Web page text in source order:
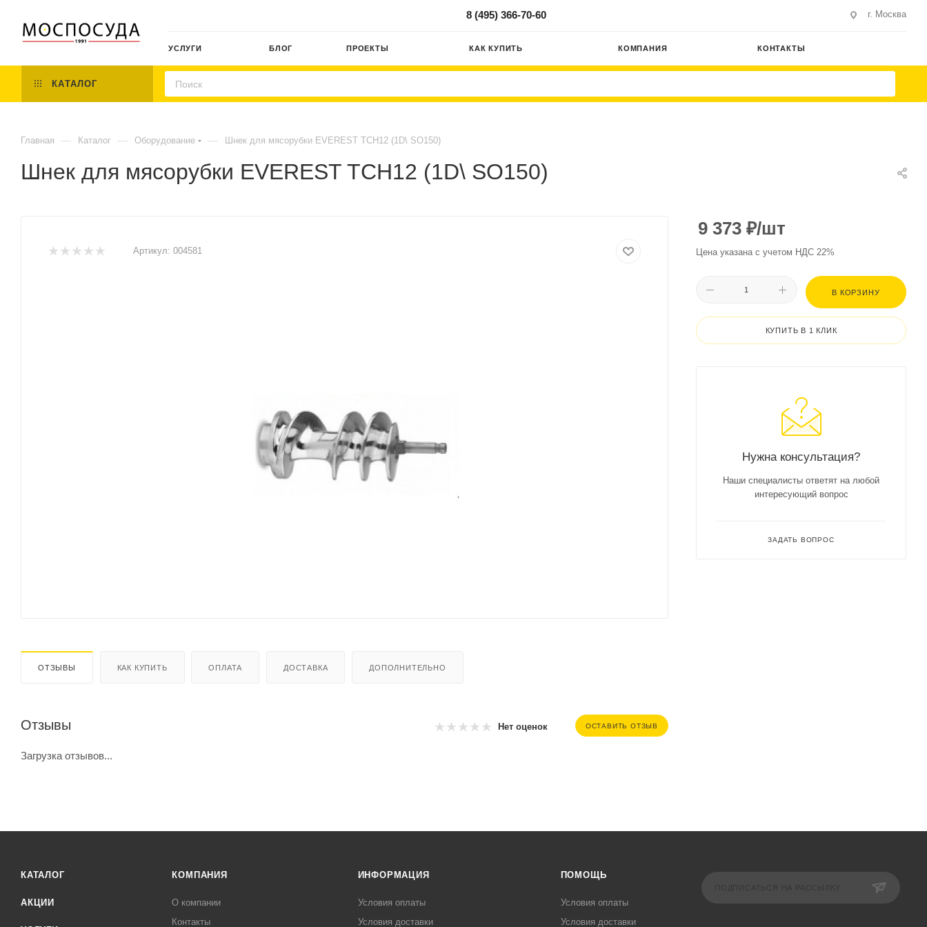
8 (495) 366-70-60 г. Москва
УСЛУГИ БЛОГ ПРОЕКТЫ КАК КУПИТЬ КОМПАНИЯ КОНТАКТЫ
КАТАЛОГ
Главная — Каталог — Оборудование — Шнек для мясорубки EVEREST TCH12 (1D\ SO150)
Шнек для мясорубки EVEREST TCH12 (1D\ SO150)
Артикул: 004581
ОТЗЫВЫ КАК КУПИТЬ ОПЛАТА ДОСТАВКА ДОПОЛНИТЕЛЬНО
Отзывы Нет оценок ОСТАВИТЬ ОТЗЫВ
Загрузка отзывов...
9 373 ₽/шт
Цена указана с учетом НДС 22%
В КОРЗИНУ
КУПИТЬ В 1 КЛИК
Нужна консультация?
Наши специалисты ответят на любой
интересующий вопрос
ЗАДАТЬ ВОПРОС
КАТАЛОГ
АКЦИИ
КОМПАНИЯ
О компании
Контакты
ИНФОРМАЦИЯ
Условия оплаты
Условия доставки
ПОМОЩЬ
Условия оплаты
Условия доставки